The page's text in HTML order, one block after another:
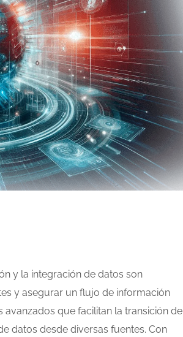
y la integración de datos son
y asegurar un flujo de información
que facilitan la transición de
datos desde diversas fuentes. Con